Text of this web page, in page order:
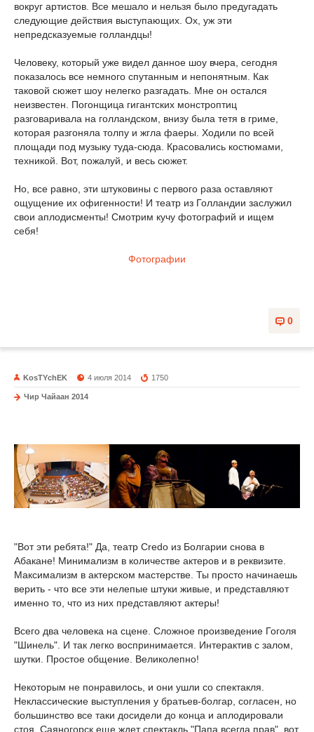
вокруг артистов. Все мешало и нельзя было предугадать
следующие действия выступающих. Ох, уж эти
непредсказуемые голландцы!
Человеку, который уже видел данное шоу вчера, сегодня
показалось все немного спутанным и непонятным. Как
таковой сюжет шоу нелегко разгадать. Мне он остался
неизвестен. Погонщица гигантских монстроптиц
разговаривала на голландском, внизу была тетя в гриме,
которая разгоняла толпу и жгла фаеры. Ходили по всей
площади под музыку туда-сюда. Красовались костюмами,
техникой. Вот, пожалуй, и весь сюжет.
Но, все равно, эти штуковины с первого раза оставляют
ощущение их офигенности! И театр из Голландии заслужил
свои аплодисменты! Смотрим кучу фотографий и ищем
себя!
Фотографии
0
KosTYchEK 4 июля 2014 1750
Чир Чайаан 2014
"Вот эти ребята!" Да, театр Credo из Болгарии снова в
Абакане! Минимализм в количестве актеров и в реквизите.
Максимализм в актерском мастерстве. Ты просто начинаешь
верить - что все эти нелепые штуки живые, и представляют
именно то, что из них представляют актеры!
Всего два человека на сцене. Сложное произведение Гоголя
"Шинель". И так легко воспринимается. Интерактив с залом,
шутки. Простое общение. Великолепно!
Некоторым не понравилось, и они ушли со спектакля.
Неклассические выступления у братьев-болгар, согласен, но
большинство все таки досидели до конца и аплодировали
стоя. Саяногорск еще ждет спектакль "Папа всегда прав", вот